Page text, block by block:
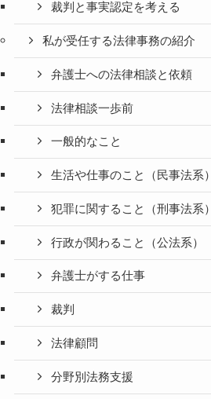
裁判と事実認定を考える
私が受任する法律事務の紹介
弁護士への法律相談と依頼
法律相談一歩前
一般的なこと
生活や仕事のこと（民事法系）
犯罪に関すること（刑事法系）
行政が関わること（公法系）
弁護士がする仕事
裁判
法律顧問
分野別法務支援